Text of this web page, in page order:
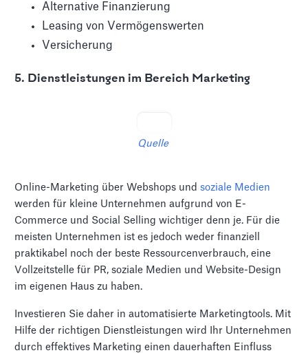
Alternative Finanzierung
Leasing von Vermögenswerten
Versicherung
5. Dienstleistungen im Bereich Marketing
Quelle
Online-Marketing über Webshops undsoziale Medien
werden für kleine Unternehmen aufgrund von E-
Commerce und Social Selling wichtiger denn je. Für die
meisten Unternehmen ist es jedoch weder finanziell
praktikabel noch der beste Ressourcenverbrauch, eine
Vollzeitstelle für PR, soziale Medien und Website-Design
im eigenen Haus zu haben.
Investieren Sie daher in automatisierte Marketingtools. Mit
Hilfe der richtigen Dienstleistungen wird Ihr Unternehmen
durch effektives Marketing einen dauerhaften Einfluss